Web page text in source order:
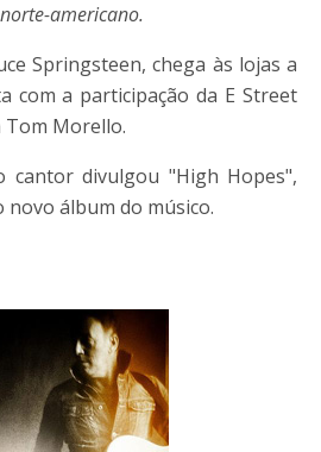
americano.
Springsteen, chega às lojas a
com a participação da E Street
Morello.
cantor divulgou "High Hopes",
novo álbum do músico.